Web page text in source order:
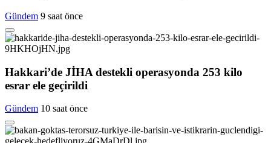
Gündem 9 saat önce
Hakkari’de JİHA destekli operasyonda 253 kilo
esrar ele geçirildi
Gündem 10 saat önce